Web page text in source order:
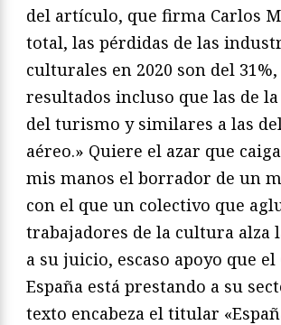
del artículo, que firma Carlos
total, las pérdidas de las
culturales en 2020 son del
resultados incluso que las de
del turismo y similares a las
aéreo.» Quiere el azar que
mis manos el borrador de un
con el que un colectivo que
trabajadores de la cultura alza
a su juicio, escaso apoyo que
España está prestando a su
texto encabeza el titular